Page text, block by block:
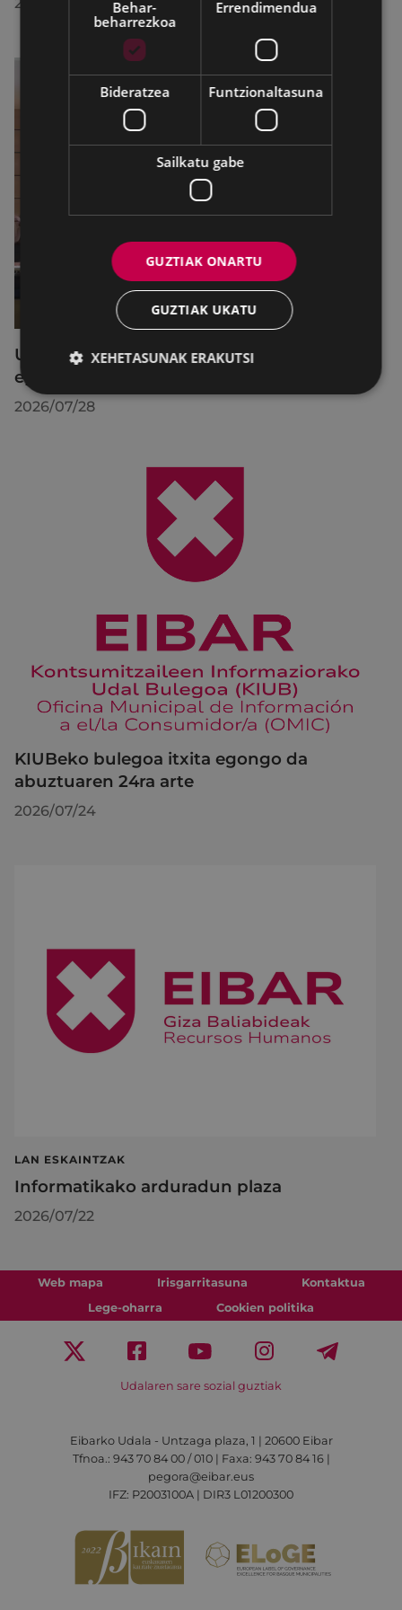
Udalbatzak 2026ko uztailaren 27an
egindako bilkuran hartutako erabakiak
2026/07/28
KIUBeko bulegoa itxita egongo da
abuztuaren 24ra arte
2026/07/24
LAN ESKAINTZAK
Informatikako arduradun plaza
2026/07/22
Web mapa Irisgarritasuna
Kontaktua
Lege-oharra
Cookien politika
Udalaren sare sozial guztiak
Eibarko Udala - Untzaga plaza, 1 | 20600 Eibar
Tfnoa.: 943 70 84 00 / 010 | Faxa: 943 70 84 16 |
pegora@eibar.eus
IFZ: P2003100A | DIR3 L01200300
Behar-
beharrezkoa
Errendimendua
Bideratzea Funtzionaltasuna
Sailkatu gabe
GUZTIAK ONARTU
GUZTIAK UKATU
XEHETASUNAK ERAKUTSI